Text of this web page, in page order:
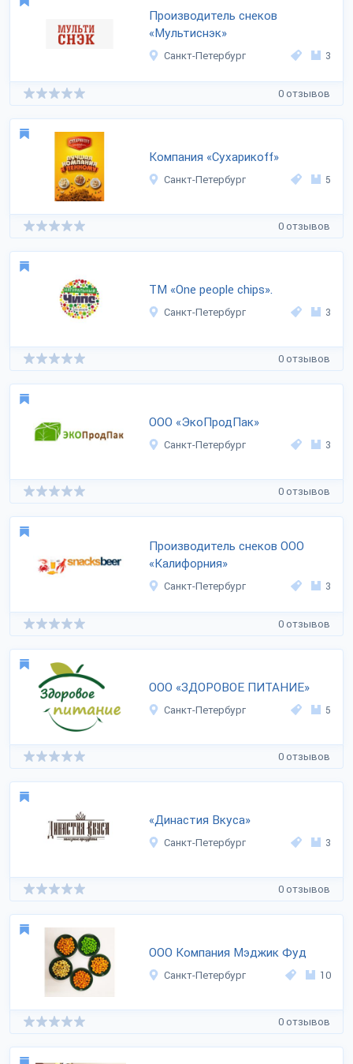
Производитель снеков
«Мультиснэк»
Санкт-Петербург 3
0 отзывов
Компания «Сухарикоff»
Санкт-Петербург 5
0 отзывов
ТМ «One people chips».
Санкт-Петербург 3
0 отзывов
ООО «ЭкоПродПак»
Санкт-Петербург 3
0 отзывов
Производитель снеков ООО
«Калифорния»
Санкт-Петербург 3
0 отзывов
ООО «ЗДОРОВОЕ ПИТАНИЕ»
Санкт-Петербург 5
0 отзывов
«Династия Вкуса»
Санкт-Петербург 3
0 отзывов
ООО Компания Мэджик Фуд
Санкт-Петербург 10
0 отзывов